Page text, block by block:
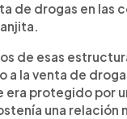
de drogas en las
de esas
a la venta de
era protegido por
una relación